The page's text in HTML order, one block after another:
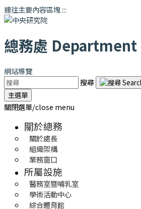
連往主要內容區塊:::
總務處 Department
網站導覽
搜尋
主選單
關閉選單/close menu
關於總務
關於處長
組織架構
業務窗口
所屬設施
醫務室暨哺乳室
學術活動中心
綜合體育館